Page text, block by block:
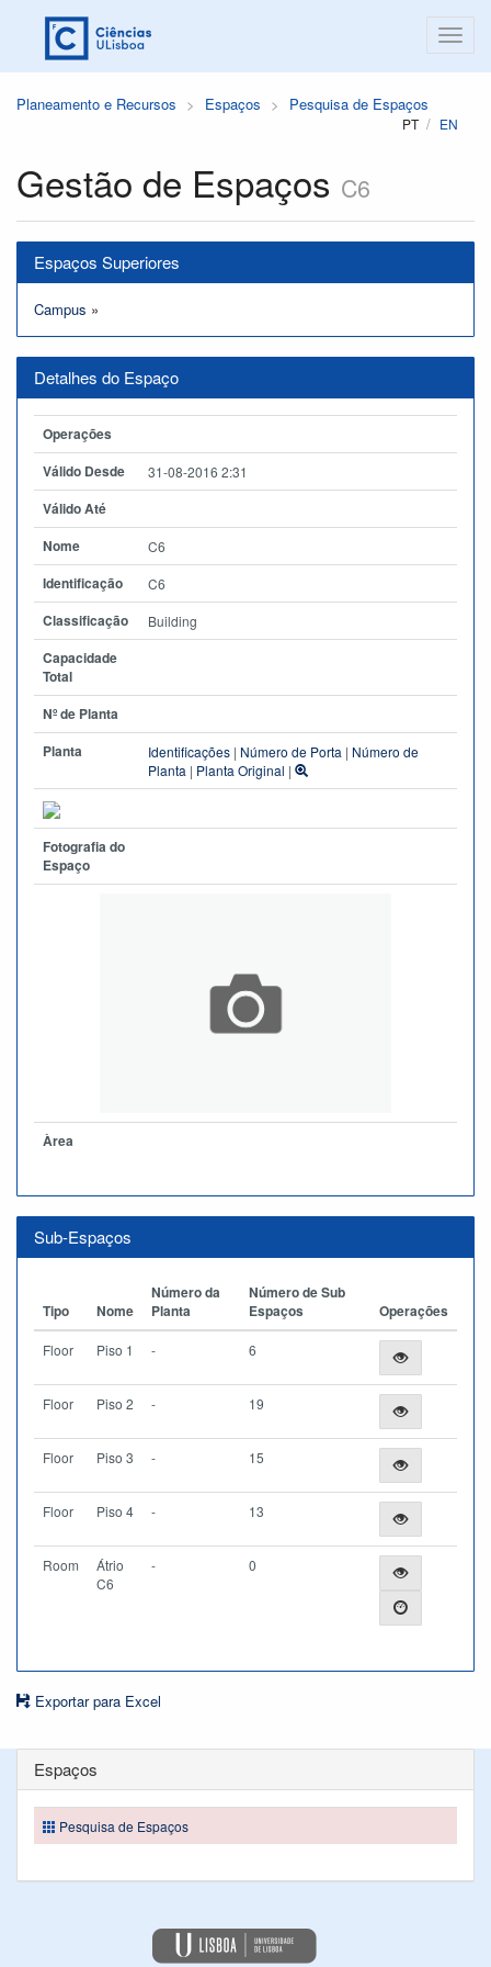
Planeamento e Recursos Espaços Pesquisa de Espaços
PT EN
Gestão de Espaços C6
Espaços Superiores
Campus »
Detalhes do Espaço
Operações
Válido Desde
31-08-2016 2:31
Válido Até
Nome
C6
Identificação C6
Classificação Building
Capacidade
Total
Nº de Planta
Planta
Identificações | Número de Porta | Número de
Planta | Planta Original |
Fotografia do
Espaço
Àrea
Sub-Espaços
Tipo Nome
Número da
Planta
Número de Sub
Espaços
Operações
Floor Piso 1 - 6
Floor Piso 2 - 19
Floor Piso 3 - 15
Floor Piso 4 - 13
Room
Átrio
C6
- 0
Exportar para Excel
Espaços
Pesquisa de Espaços